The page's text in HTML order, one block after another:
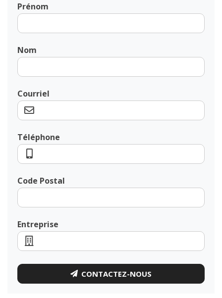
Prénom
Nom
Courriel
Téléphone
Code Postal
Entreprise
CONTACTEZ-NOUS